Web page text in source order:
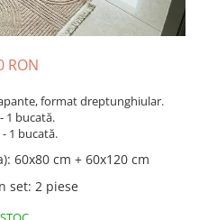
RON
format dreptunghiular.
1 bucată.
1 bucată.
: 60x80 cm + 60x120 cm
set: 2 piese